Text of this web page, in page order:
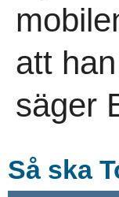
att
säger
Så ska